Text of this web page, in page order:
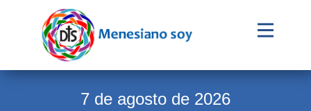
Evangelio
7 de agosto de 2026